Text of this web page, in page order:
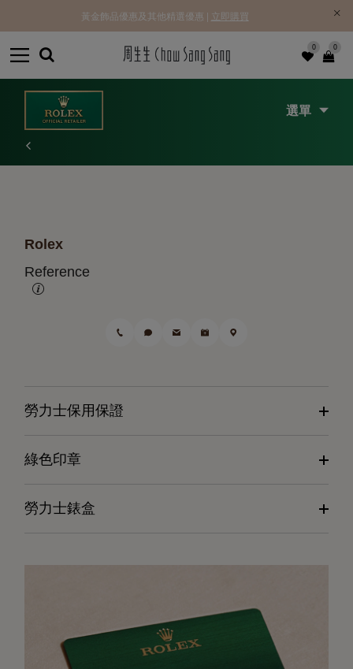
0 0
黃金飾品優惠及其他精選優惠 | 立即購買
選單
Rolex
Reference
勞力士保用保證
綠色印章
勞力士錶盒